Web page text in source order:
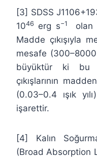
[3] SDSS
1046 erg s−1
olan
Madde çıkışıyla
mesafe (300–8000
büyüktür ki bu
çıkışlarının
(0.03–0.4 ışık
işarettir.
[4] Kalın
(Broad Absorption